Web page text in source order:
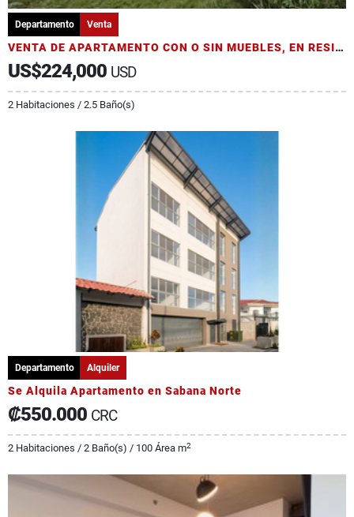
Departamento Venta
VENTA DE APARTAMENTO CON O SIN MUEBLES, EN RESIDENCIAL, SANTA ANA
US$224,000 USD
2 Habitaciones / 2.5 Baño(s)
Departamento Alquiler
Se Alquila Apartamento en Sabana Norte
₡550.000 CRC
2 Habitaciones / 2 Baño(s) / 100 Área m2